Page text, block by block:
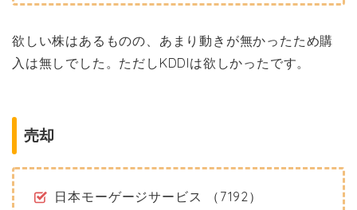
欲しい株はあるものの、あまり動きが無かったため購
入は無しでした。ただしKDDIは欲しかったです。
売却
日本モーゲージサービス （7192）